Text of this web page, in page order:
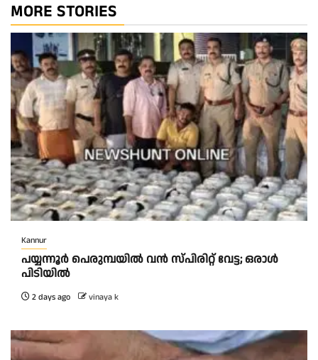
MORE STORIES
Kannur
പയ്യന്നൂർ പെരുമ്പയിൽ വൻ സ്‌പിരിറ്റ് വേട്ട; ഒരാൾ
പിടിയിൽ
2 days ago vinaya k